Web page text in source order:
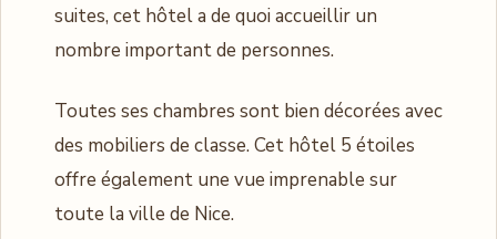
suites, cet hôtel a de quoi accueillir un
nombre important de personnes.
Toutes ses chambres sont bien décorées avec
des mobiliers de classe. Cet hôtel 5 étoiles
offre également une vue imprenable sur
toute la ville de Nice.